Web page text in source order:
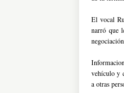
El vocal
narró que
vehículo y
a otras